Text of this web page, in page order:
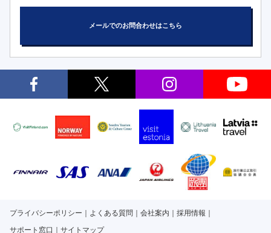
メールでのお問合わせはこちら
プライバシーポリシー よくある質問 会社案内
採用情報
サポート窓口
サイトマップ